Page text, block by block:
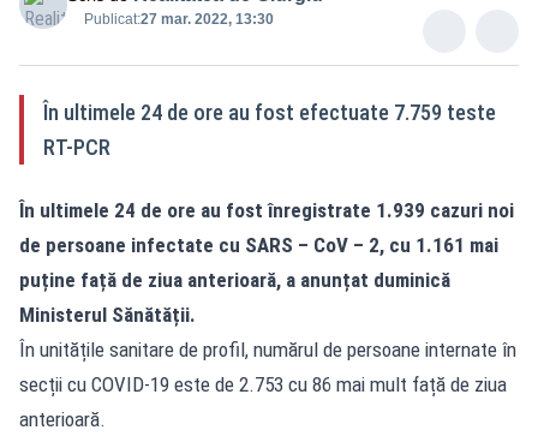
Publicat:27 mar. 2022, 13:30
În ultimele 24 de ore au fost efectuate 7.759 teste
RT-PCR
În ultimele 24 de ore au fost înregistrate 1.939 cazuri noi
de persoane infectate cu SARS – CoV – 2, cu 1.161 mai
puține față de ziua anterioară, a anunțat duminică
Ministerul Sănătății.
În unitățile sanitare de profil, numărul de persoane internate în
secții cu COVID-19 este de 2.753 cu 86 mai mult față de ziua
anterioară.